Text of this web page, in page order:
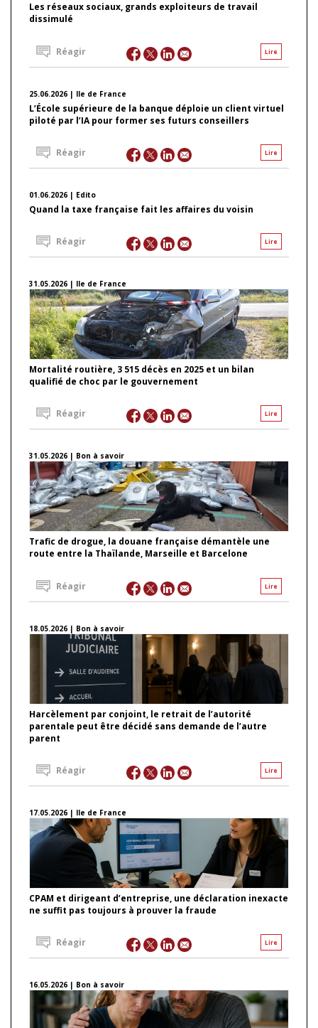
Les réseaux sociaux, grands exploiteurs de travail
dissimulé
Lire
Réagir
25.06.2026 | Ile de France
L’École supérieure de la banque déploie un client virtuel
piloté par l’IA pour former ses futurs conseillers
Lire
Réagir
01.06.2026 | Edito
Quand la taxe française fait les affaires du voisin
Lire
Réagir
31.05.2026 | Ile de France
Mortalité routière, 3 515 décès en 2025 et un bilan
qualifié de choc par le gouvernement
Lire
Réagir
31.05.2026 | Bon à savoir
Trafic de drogue, la douane française démantèle une
route entre la Thaïlande, Marseille et Barcelone
Lire
Réagir
18.05.2026 | Bon à savoir
Harcèlement par conjoint, le retrait de l’autorité
parentale peut être décidé sans demande de l’autre
parent
Lire
Réagir
17.05.2026 | Ile de France
CPAM et dirigeant d’entreprise, une déclaration inexacte
ne suffit pas toujours à prouver la fraude
Lire
Réagir
16.05.2026 | Bon à savoir